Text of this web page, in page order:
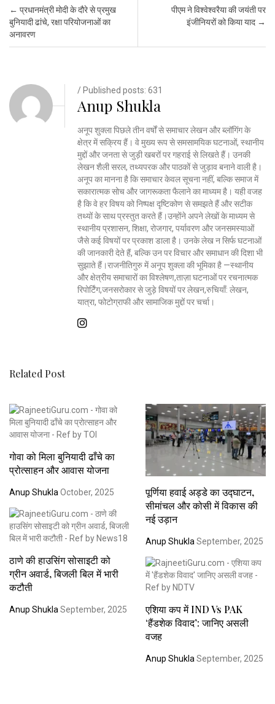
Post navigation
← प्रधानमंत्री मोदी के दौरे से प्रमुख
बुनियादी ढांचे, रक्षा परियोजनाओं का
अनावरण
पीएम ने विश्वेश्वरैया की जयंती पर
इंजीनियरों को किया याद →
/ Published posts: 631
Anup Shukla
अनूप शुक्ला पिछले तीन वर्षों से समाचार लेखन और ब्लॉगिंग के
क्षेत्र में सक्रिय हैं। वे मुख्य रूप से समसामयिक घटनाओं, स्थानीय
मुद्दों और जनता से जुड़ी खबरों पर गहराई से लिखते हैं। उनकी
लेखन शैली सरल, तथ्यपरक और पाठकों से जुड़ाव बनाने वाली है।
अनूप का मानना है कि समाचार केवल सूचना नहीं, बल्कि समाज में
सकारात्मक सोच और जागरूकता फैलाने का माध्यम है। यही वजह
है कि वे हर विषय को निष्पक्ष दृष्टिकोण से समझते हैं और सटीक
तथ्यों के साथ प्रस्तुत करते हैं।उन्होंने अपने लेखों के माध्यम से
स्थानीय प्रशासन, शिक्षा, रोजगार, पर्यावरण और जनसमस्याओं
जैसे कई विषयों पर प्रकाश डाला है। उनके लेख न सिर्फ घटनाओं
की जानकारी देते हैं, बल्कि उन पर विचार और समाधान की दिशा भी
सुझाते हैं।राजनीतिगुरु में अनूप शुक्ला की भूमिका है —स्थानीय
और क्षेत्रीय समाचारों का विश्लेषण,ताज़ा घटनाओं पर रचनात्मक
रिपोर्टिंग,जनसरोकार से जुड़े विषयों पर लेखन,रुचियाँ: लेखन,
यात्रा, फोटोग्राफी और सामाजिक मुद्दों पर चर्चा।
Related Post
गोवा को मिला बुनियादी ढाँचे का
प्रोत्साहन और आवास योजना
Anup Shukla October, 2025
पूर्णिया हवाई अड्डे का उद्घाटन,
सीमांचल और कोसी में विकास की
नई उड़ान
Anup Shukla September, 2025
ठाणे की हाउसिंग सोसाइटी को
ग्रीन अवार्ड, बिजली बिल में भारी
कटौती
Anup Shukla September, 2025
एशिया कप में IND Vs PAK
‘हैंडशेक विवाद’: जानिए असली
वजह
Anup Shukla September, 2025